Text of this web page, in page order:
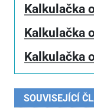
Kalkulačka
Kalkulačka
Kalkulačka
SOUVISEJÍCÍ